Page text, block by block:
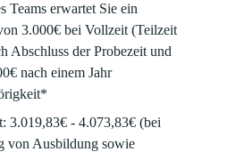
Teams erwartet Sie ein
3.000€ bei Vollzeit (Teilzeit
Abschluss der Probezeit und
nach einem Jahr
3.019,83€ - 4.073,83€ (bei
von Ausbildung sowie